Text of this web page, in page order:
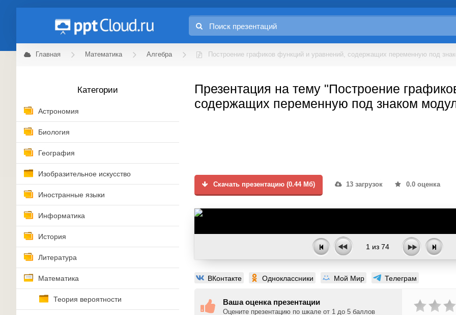
Главная Математика Алгебра Построение графиков функций и уравнений, содержащих переменную под
Категории
Астрономия
Биология
География
Изобразительное искусство
Иностранные языки
Информатика
История
Литература
Математика
Теория вероятности
Презентация на тему "Построение
содержащих переменную под знаком
Скачать презентацию (0.44 Мб) 13 загрузок 0.0 оценка
1 из 74
ВКонтакте Одноклассники Мой Мир Телеграм
Ваша оценка презентации
Оцените презентацию по шкале от 1 до 5 баллов